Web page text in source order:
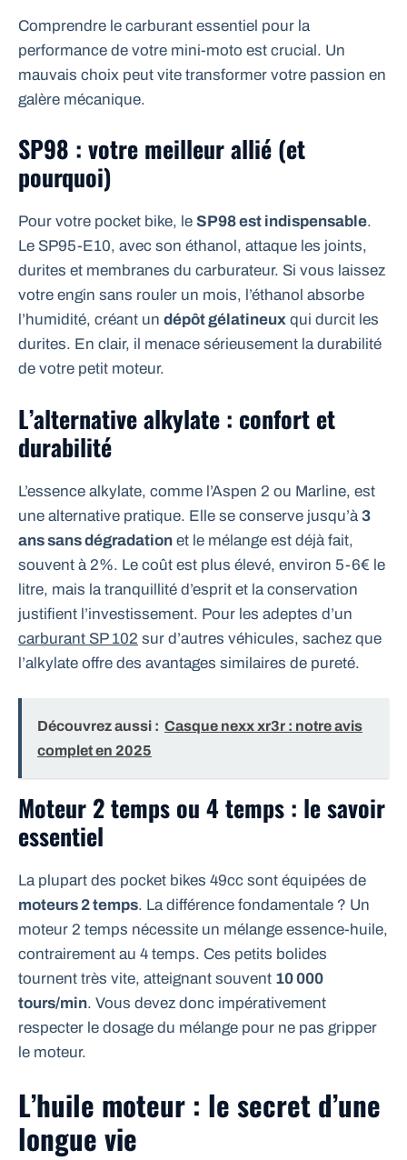
Comprendre le carburant essentiel pour la
performance de votre mini-moto est crucial. Un
mauvais choix peut vite transformer votre passion en
galère mécanique.
SP98 : votre meilleur allié (et
pourquoi)
Pour votre pocket bike, le SP98 est indispensable.
Le SP95-E10, avec son éthanol, attaque les joints,
durites et membranes du carburateur. Si vous laissez
votre engin sans rouler un mois, l’éthanol absorbe
l’humidité, créant un dépôt gélatineux qui durcit les
durites. En clair, il menace sérieusement la durabilité
de votre petit moteur.
L’alternative alkylate : confort et
durabilité
L’essence alkylate, comme l’Aspen 2 ou Marline, est
une alternative pratique. Elle se conserve jusqu’à 3
ans sans dégradation et le mélange est déjà fait,
souvent à 2%. Le coût est plus élevé, environ 5-6€ le
litre, mais la tranquillité d’esprit et la conservation
justifient l’investissement. Pour les adeptes d’un
carburant SP 102 sur d’autres véhicules, sachez que
l’alkylate offre des avantages similaires de pureté.
Découvrez aussi : Casque nexx xr3r : notre avis
complet en 2025
Moteur 2 temps ou 4 temps : le savoir
essentiel
La plupart des pocket bikes 49cc sont équipées de
moteurs 2 temps. La différence fondamentale ? Un
moteur 2 temps nécessite un mélange essence-huile,
contrairement au 4 temps. Ces petits bolides
tournent très vite, atteignant souvent 10 000
tours/min. Vous devez donc impérativement
respecter le dosage du mélange pour ne pas gripper
le moteur.
L’huile moteur : le secret d’une
longue vie